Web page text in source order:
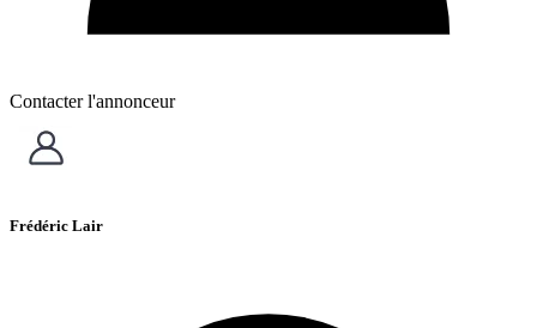
Contacter l'annonceur
Frédéric Lair